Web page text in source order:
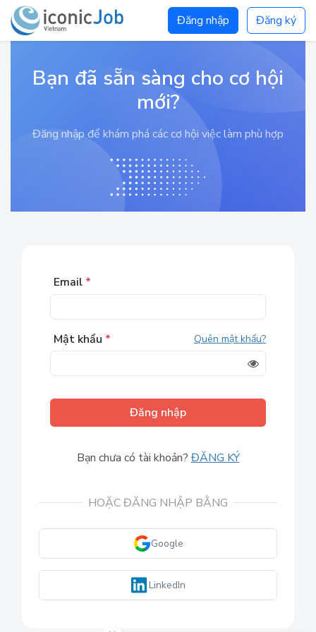
Đăng nhập Đăng ký
Bạn đã sẵn sàng cho cơ hội
mới?
Đăng nhập để khám phá các cơ hội việc làm phù hợp
Email *
Mật khẩu * Quên mật khẩu?
Đăng nhập
Bạn chưa có tài khoản? ĐĂNG KÝ
HOẶC ĐĂNG NHẬP BẰNG
Google
LinkedIn